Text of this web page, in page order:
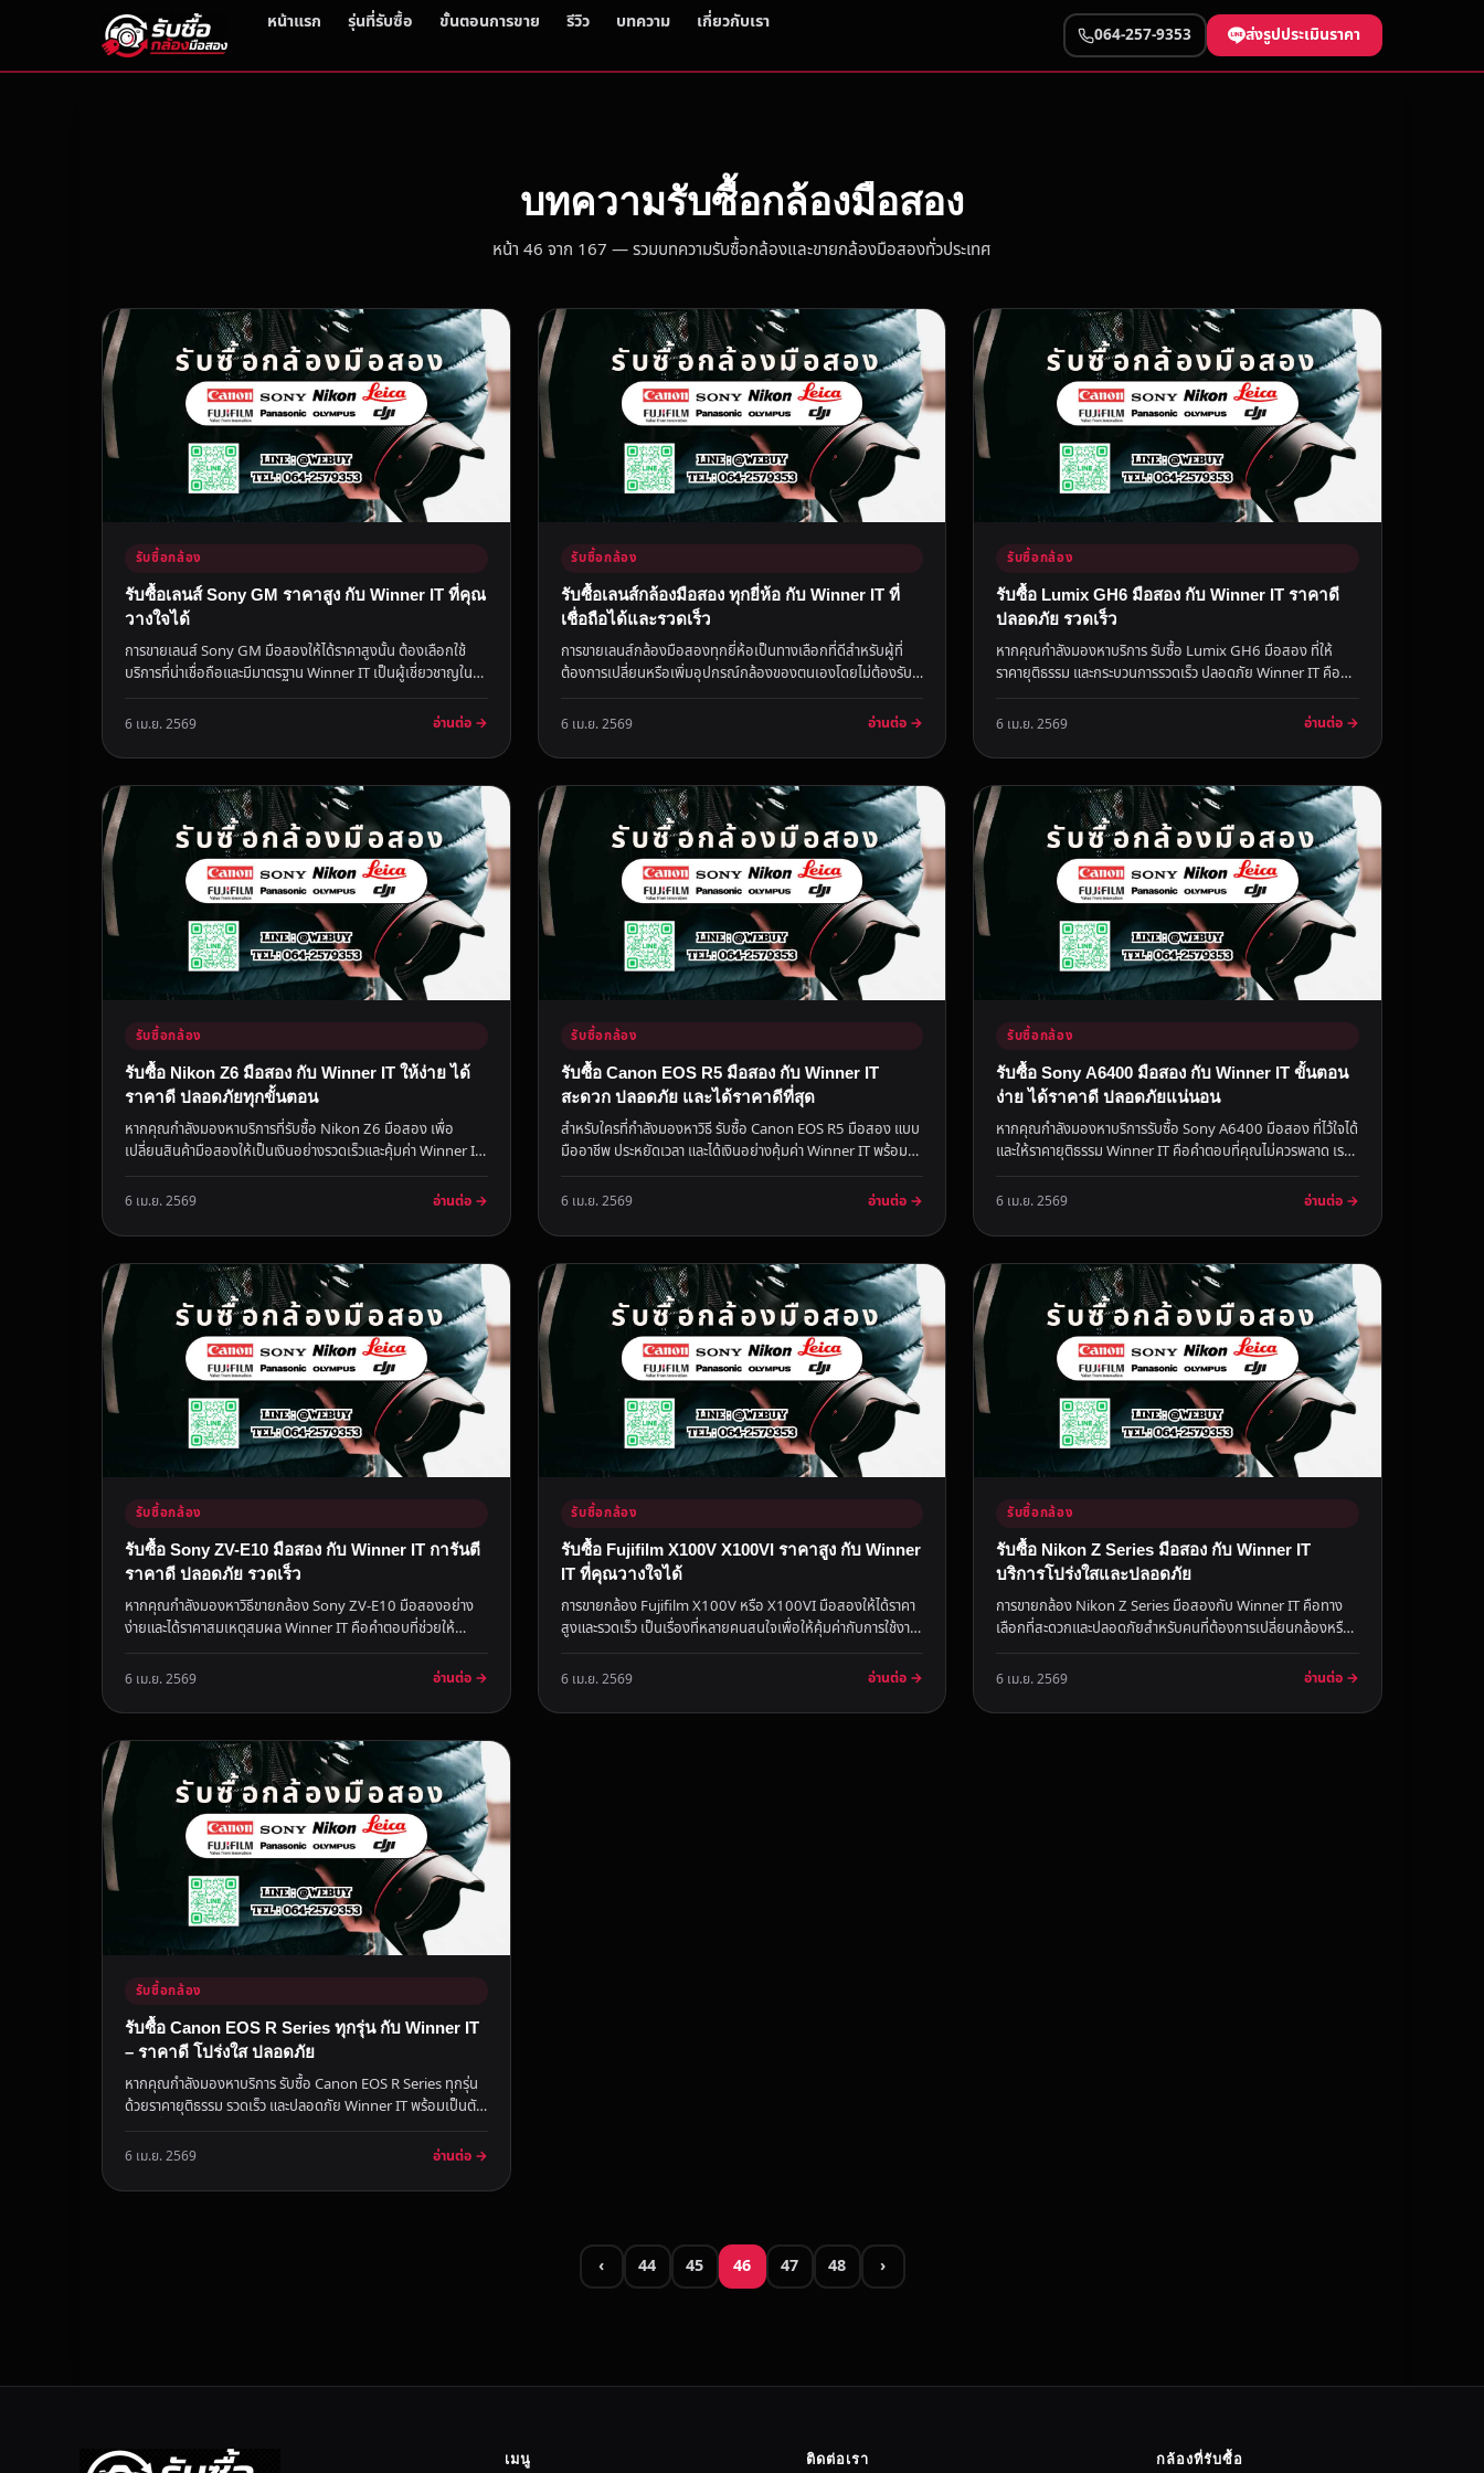
หน้าแรก รุ่นที่รับซื้อ ขั้นตอนการขาย รีวิว บทความ เกี่ยวกับเรา
064-257-9353 ส่งรูปประเมินราคา
บทความรับซื้อกล้องมือสอง
หน้า 46 จาก 167 — รวมบทความรับซื้อกล้องและขายกล้องมือสองทั่วประเทศ
รับซื้อกล้อง
รับซื้อเลนส์ Sony GM ราคาสูง กับ Winner IT ที่คุณ
วางใจได้
การขายเลนส์ Sony GM มือสองให้ได้ราคาสูงนั้น ต้องเลือกใช้
บริการที่น่าเชื่อถือและมีมาตรฐาน Winner IT เป็นผู้เชี่ยวชาญใน
การรับซื...
6 เม.ย. 2569 อ่านต่อ →
รับซื้อกล้อง
รับซื้อเลนส์กล้องมือสอง ทุกยี่ห้อ กับ Winner IT ที่
เชื่อถือได้และรวดเร็ว
การขายเลนส์กล้องมือสองทุกยี่ห้อเป็นทางเลือกที่ดีสำหรับผู้ที่
ต้องการเปลี่ยนหรือเพิ่มอุปกรณ์กล้องของตนเองโดยไม่ต้องรับ
ภาระสินค้...
6 เม.ย. 2569 อ่านต่อ →
รับซื้อกล้อง
รับซื้อ Lumix GH6 มือสอง กับ Winner IT ราคาดี
ปลอดภัย รวดเร็ว
หากคุณกำลังมองหาบริการ รับซื้อ Lumix GH6 มือสอง ที่ให้
ราคายุติธรรม และกระบวนการรวดเร็ว ปลอดภัย Winner IT คือคำ
ตอบสำหรับคุณ ด้...
6 เม.ย. 2569 อ่านต่อ →
รับซื้อกล้อง
รับซื้อ Nikon Z6 มือสอง กับ Winner IT ให้ง่าย ได้
ราคาดี ปลอดภัยทุกขั้นตอน
หากคุณกำลังมองหาบริการที่รับซื้อ Nikon Z6 มือสอง เพื่อ
เปลี่ยนสินค้ามือสองให้เป็นเงินอย่างรวดเร็วและคุ้มค่า Winner IT
มีคำแนะน...
6 เม.ย. 2569 อ่านต่อ →
รับซื้อกล้อง
รับซื้อ Canon EOS R5 มือสอง กับ Winner IT
สะดวก ปลอดภัย และได้ราคาดีที่สุด
สำหรับใครที่กำลังมองหาวิธี รับซื้อ Canon EOS R5 มือสอง แบบ
มืออาชีพ ประหยัดเวลา และได้เงินอย่างคุ้มค่า Winner IT พร้อม
เป็นตัวเ...
6 เม.ย. 2569 อ่านต่อ →
รับซื้อกล้อง
รับซื้อ Sony A6400 มือสอง กับ Winner IT ขั้นตอน
ง่าย ได้ราคาดี ปลอดภัยแน่นอน
หากคุณกำลังมองหาบริการรับซื้อ Sony A6400 มือสอง ที่ไว้ใจได้
และให้ราคายุติธรรม Winner IT คือคำตอบที่คุณไม่ควรพลาด เรา
เข้าใจควา...
6 เม.ย. 2569 อ่านต่อ →
รับซื้อกล้อง
รับซื้อ Sony ZV-E10 มือสอง กับ Winner IT การันตี
ราคาดี ปลอดภัย รวดเร็ว
หากคุณกำลังมองหาวิธีขายกล้อง Sony ZV-E10 มือสองอย่าง
ง่ายและได้ราคาสมเหตุสมผล Winner IT คือคำตอบที่ช่วยให้
กระบวนการขายของคุณเป...
6 เม.ย. 2569 อ่านต่อ →
รับซื้อกล้อง
รับซื้อ Fujifilm X100V X100VI ราคาสูง กับ Winner
IT ที่คุณวางใจได้
การขายกล้อง Fujifilm X100V หรือ X100VI มือสองให้ได้ราคา
สูงและรวดเร็ว เป็นเรื่องที่หลายคนสนใจเพื่อให้คุ้มค่ากับการใช้งาน
ที่ผ่า...
6 เม.ย. 2569 อ่านต่อ →
รับซื้อกล้อง
รับซื้อ Nikon Z Series มือสอง กับ Winner IT
บริการโปร่งใสและปลอดภัย
การขายกล้อง Nikon Z Series มือสองกับ Winner IT คือทาง
เลือกที่สะดวกและปลอดภัยสำหรับคนที่ต้องการเปลี่ยนกล้องหรือ
สร้างรายได้จากอ...
6 เม.ย. 2569 อ่านต่อ →
รับซื้อกล้อง
รับซื้อ Canon EOS R Series ทุกรุ่น กับ Winner IT
– ราคาดี โปร่งใส ปลอดภัย
หากคุณกำลังมองหาบริการ รับซื้อ Canon EOS R Series ทุกรุ่น
ด้วยราคายุติธรรม รวดเร็ว และปลอดภัย Winner IT พร้อมเป็นตัว
เลือกที่น...
6 เม.ย. 2569 อ่านต่อ →
‹ 44 45 46 47 48 ›
เมนู ติดต่อเรา กล้องที่รับซื้อ